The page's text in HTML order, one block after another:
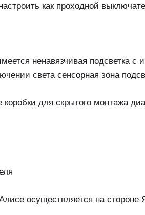
как проходной
ненавязчивая подсветка
света сенсорная зона
для скрытого монтажа
осуществляется на